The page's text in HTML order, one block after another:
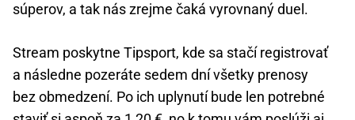
súperov, a tak nás zrejme čaká vyrovnaný duel.
Stream poskytne Tipsport, kde sa stačí registrovať
a následne pozeráte sedem dní všetky prenosy
bez obmedzení. Po ich uplynutí bude len potrebné